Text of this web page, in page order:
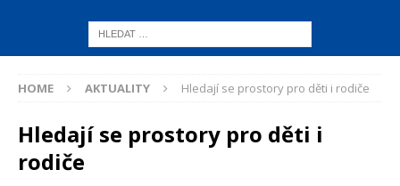
HOME AKTUALITY Hledají se prostory pro děti i rodiče
Hledají se prostory pro děti i
rodiče